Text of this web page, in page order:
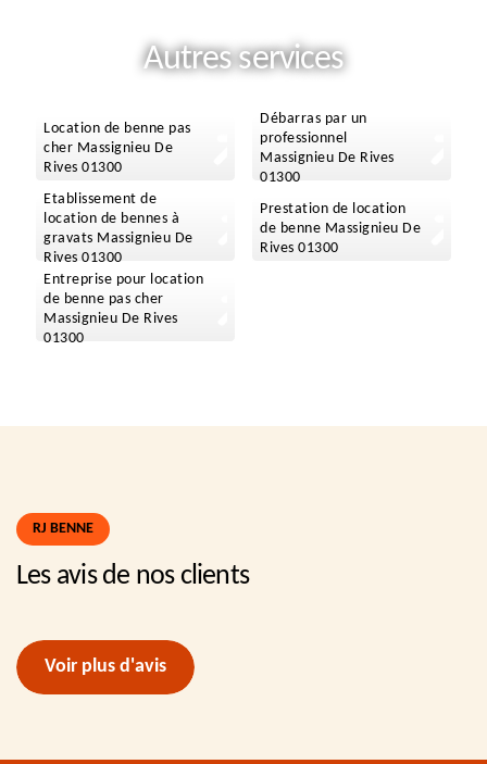
Autres services
Location de benne pas
cher Massignieu De
Rives 01300
Débarras par un
professionnel
Massignieu De Rives
01300
Etablissement de
location de bennes à
gravats Massignieu De
Rives 01300
Prestation de location
de benne Massignieu De
Rives 01300
Entreprise pour location
de benne pas cher
Massignieu De Rives
01300
RJ BENNE
Les avis de nos clients
Voir plus d'avis